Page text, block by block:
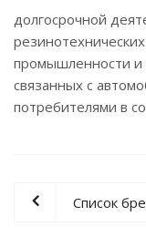
долгосрочной
промышленности и
связанных с
потребителями в
Список